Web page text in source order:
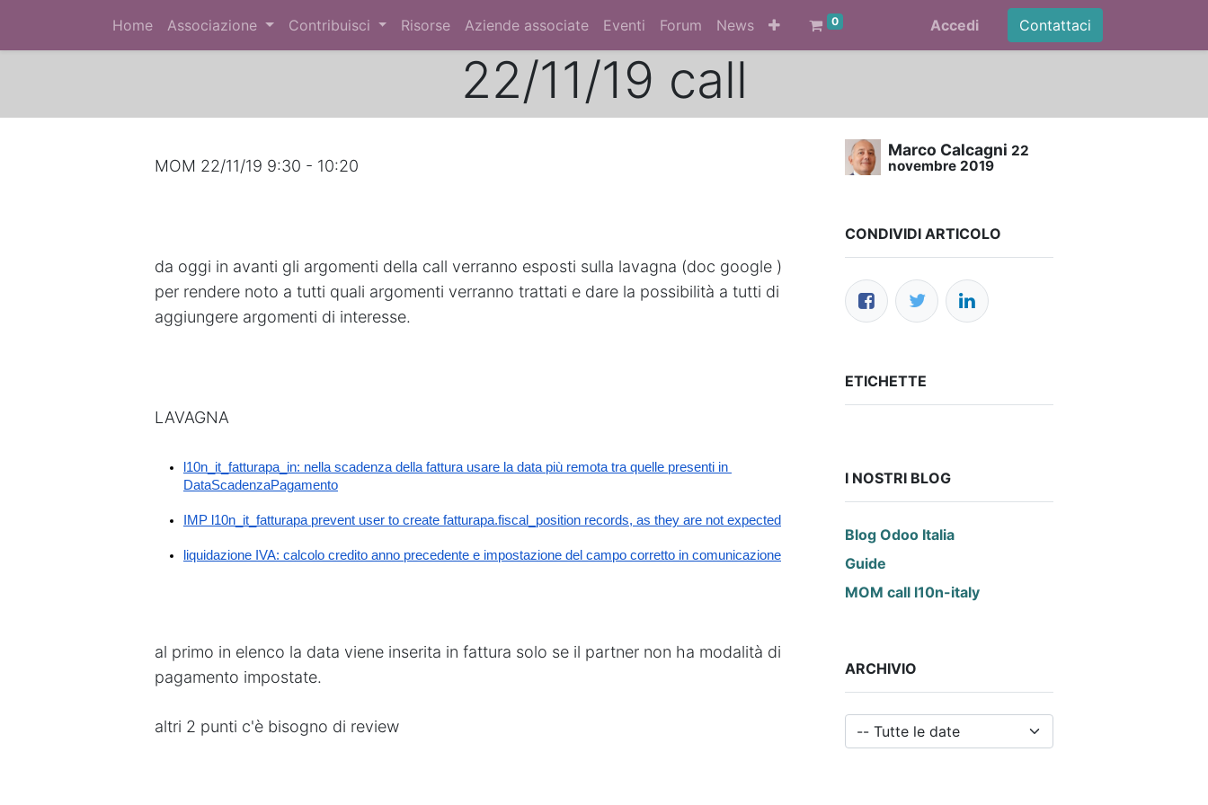
Home Associazione Contribuisci Risorse Aziende associate Eventi Forum News 0 Accedi Contattaci
22/11/19 call
MOM 22/11/19 9:30 - 10:20
da oggi in avanti gli argomenti della call verranno esposti sulla lavagna (doc google )
per rendere noto a tutti quali argomenti verranno trattati e dare la possibilità a tutti di
aggiungere argomenti di interesse.
LAVAGNA
l10n_it_fatturapa_in: nella scadenza della fattura usare la data più remota tra quelle presenti in
DataScadenzaPagamento
IMP l10n_it_fatturapa prevent user to create fatturapa.fiscal_position records, as they are not expected
liquidazione IVA: calcolo credito anno precedente e impostazione del campo corretto in comunicazione
al primo in elenco la data viene inserita in fattura solo se il partner non ha modalità di
pagamento impostate.
altri 2 punti c'è bisogno di review
Marco Calcagni 22
novembre 2019
CONDIVIDI ARTICOLO
ETICHETTE
I NOSTRI BLOG
Blog Odoo Italia
Guide
MOM call l10n-italy
ARCHIVIO